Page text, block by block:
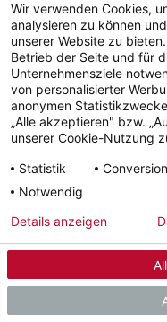
WPE-I 33/44 H 400
Wir verwenden Cookies,
analysieren zu können
unserer Website zu
Betrieb der Seite und für
Unternehmensziele
von personalisierter
anonymen
„Alle akzeptieren" bzw.
unserer Cookie-Nutzung
Statistik
Notwendig
Details anzeigen